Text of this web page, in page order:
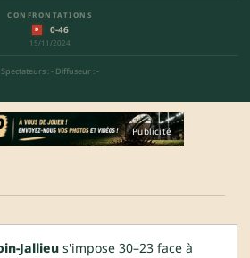
CONFRONTATIONS
D 0-46
15/11/2024
Spectateurs : - Diffuseur : -
Publicité
Jallieu s'impose 30–23 face à